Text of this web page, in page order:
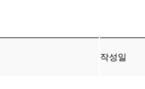
작성일